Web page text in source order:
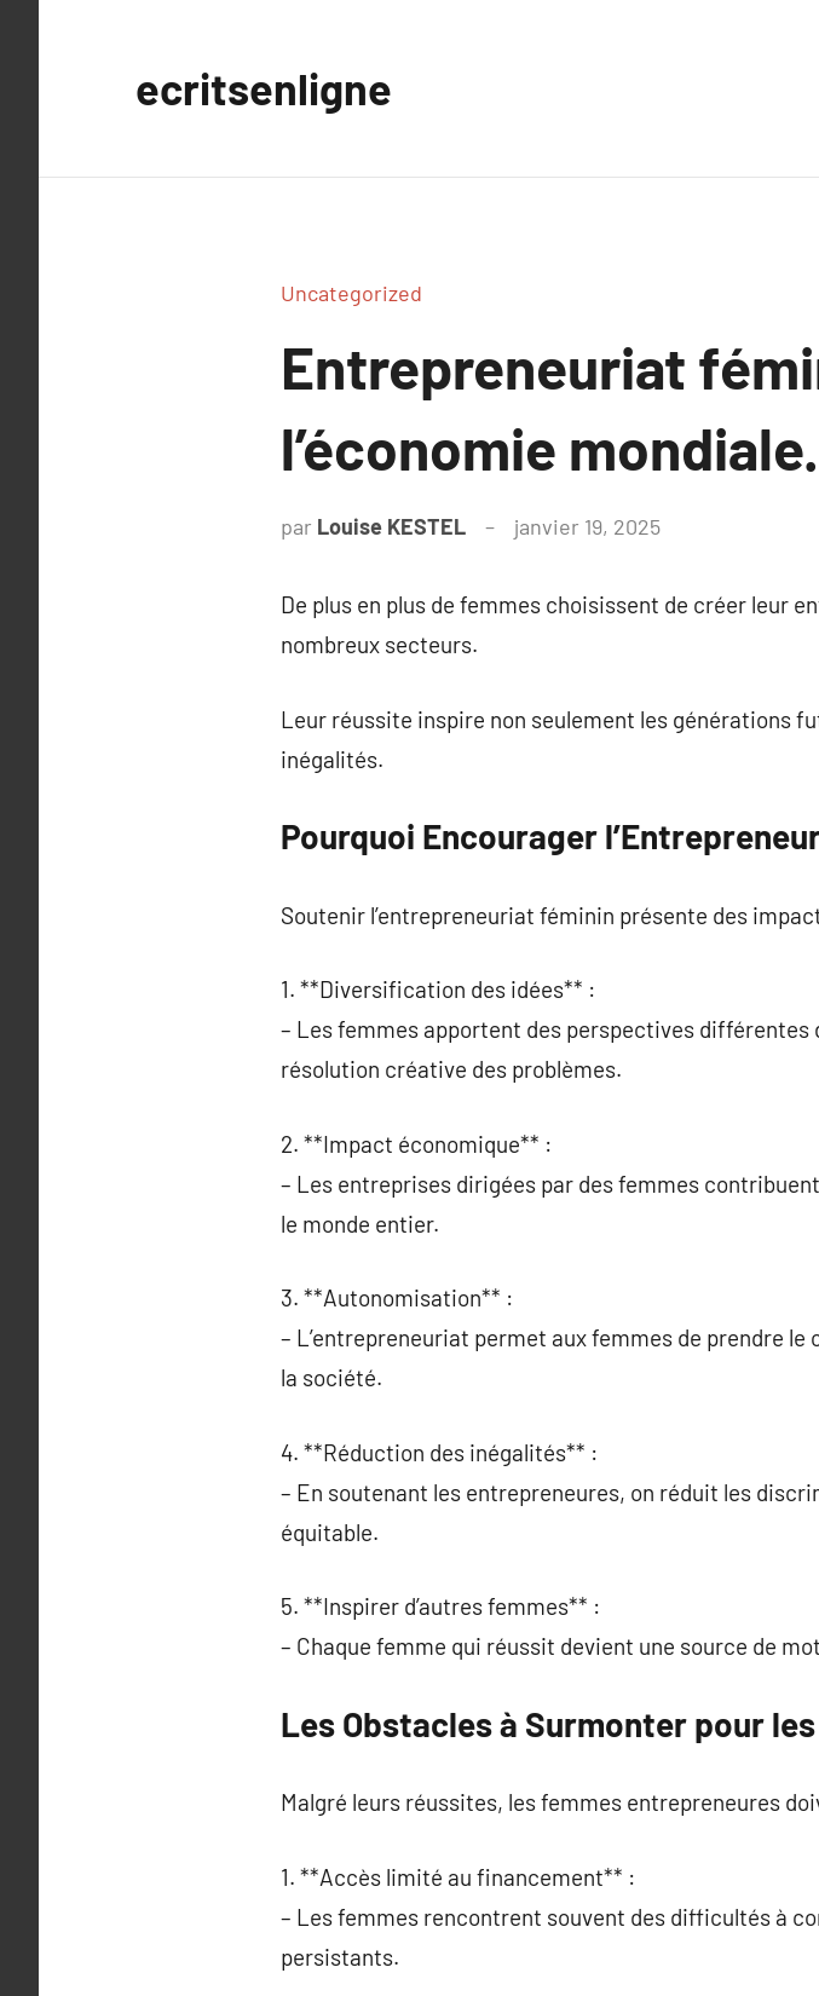
ecritsenligne
Uncategorized
Entrepreneuriat
l’économie mondiale.
par Louise KESTEL janvier 19, 2025
De plus en plus de femmes choisissent de créer leur
nombreux secteurs.
Leur réussite inspire non seulement les générations
inégalités.
Pourquoi Encourager
Soutenir l’entrepreneuriat féminin présente des
1. **Diversification des idées** :
– Les femmes apportent des perspectives différentes
résolution créative des problèmes.
2. **Impact économique** :
– Les entreprises dirigées par des femmes
le monde entier.
3. **Autonomisation** :
– L’entrepreneuriat permet aux femmes de prendre
la société.
4. **Réduction des inégalités** :
– En soutenant les entrepreneures, on réduit les
équitable.
5. **Inspirer d’autres femmes** :
– Chaque femme qui réussit devient une source de
Les Obstacles à Surmonter pour
Malgré leurs réussites, les femmes entrepreneures
1. **Accès limité au financement** :
– Les femmes rencontrent souvent des difficultés à
persistants.